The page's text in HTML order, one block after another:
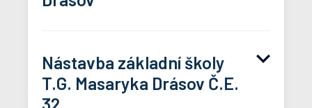
kompostéry.pdf
Nástavba základní školy
T.G. Masaryka Drásov Č.E.
32